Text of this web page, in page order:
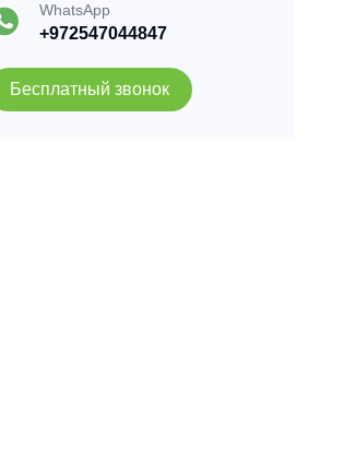
WhatsApp
+972547044847
Бесплатный звонок